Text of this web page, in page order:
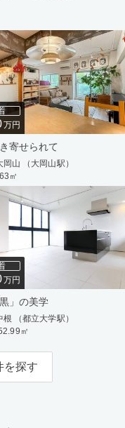
万円
寄せられて
岡山 （大岡山駅）
㎡
万円
黒」の美学
根 （都立大学駅）
㎡
を探す